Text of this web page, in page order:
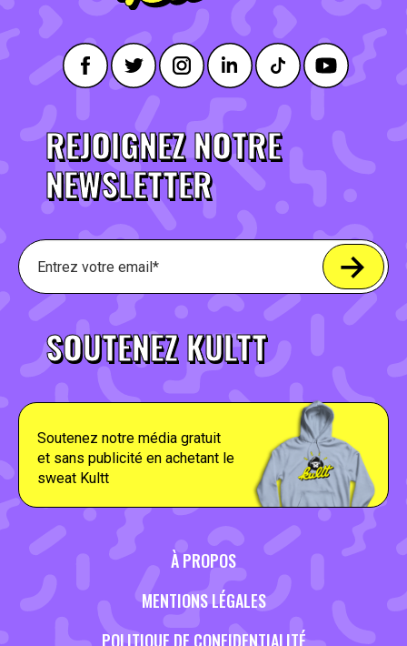
REJOIGNEZ NOTRE
NEWSLETTER
SOUTENEZ KULTT
Soutenez notre média gratuit
et sans publicité en achetant le
sweat Kultt
À PROPOS
MENTIONS LÉGALES
POLITIQUE DE CONFIDENTIALITÉ